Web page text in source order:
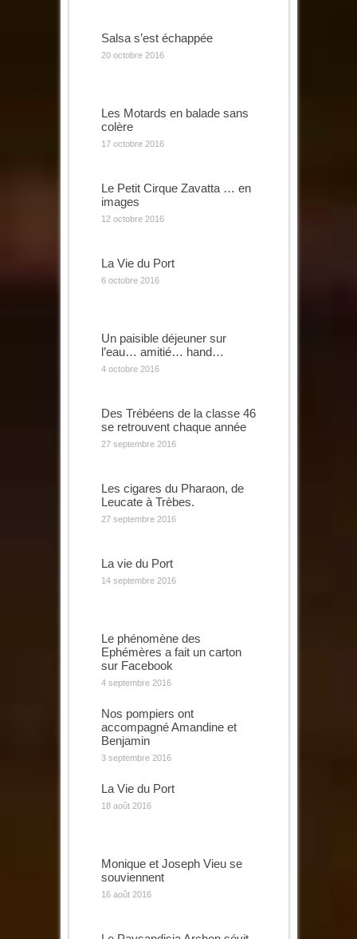
Salsa s’est échappée
20 octobre 2016
Les Motards en balade sans
colère
17 octobre 2016
Le Petit Cirque Zavatta … en
images
12 octobre 2016
La Vie du Port
6 octobre 2016
Un paisible déjeuner sur
l’eau… amitié… hand…
4 octobre 2016
Des Trébéens de la classe 46
se retrouvent chaque année
27 septembre 2016
Les cigares du Pharaon, de
Leucate à Trèbes.
27 septembre 2016
La vie du Port
14 septembre 2016
Le phénomène des
Ephémères a fait un carton
sur Facebook
4 septembre 2016
Nos pompiers ont
accompagné Amandine et
Benjamin
3 septembre 2016
La Vie du Port
18 août 2016
Monique et Joseph Vieu se
souviennent
16 août 2016